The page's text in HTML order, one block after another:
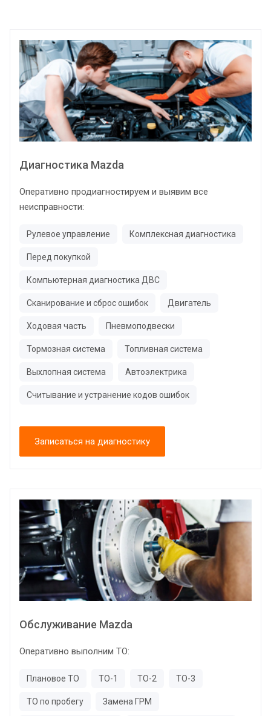
Диагностика Mazda
Оперативно продиагностируем и выявим все
неисправности:
Рулевое управление Комплексная диагностика
Перед покупкой
Компьютерная диагностика ДВС
Сканирование и сброс ошибок Двигатель
Ходовая часть Пневмоподвески
Тормозная система Топливная система
Выхлопная система Автоэлектрика
Считывание и устранение кодов ошибок
Записаться на диагностику
Обслуживание Mazda
Оперативно выполним ТО:
Плановое ТО ТО-1 ТО-2 ТО-3
ТО по пробегу Замена ГРМ